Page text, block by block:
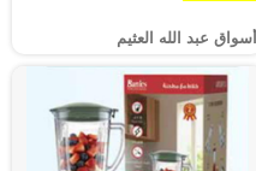
أسواق عبد الله العثيم